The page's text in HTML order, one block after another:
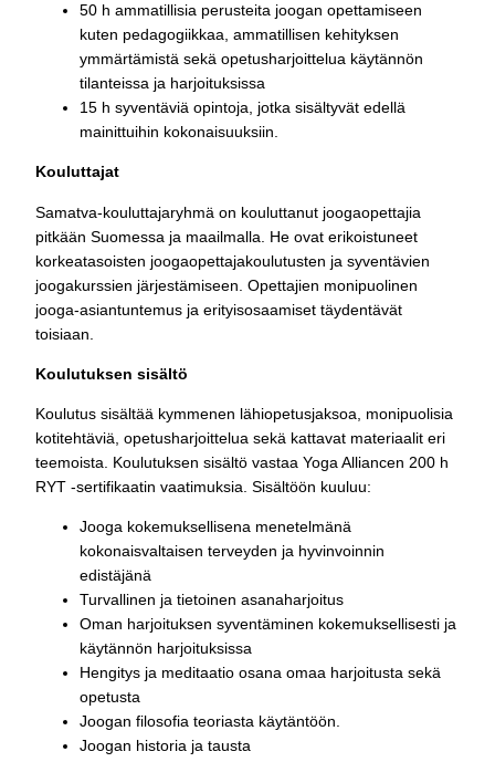
50 h ammatillisia perusteita joogan opettamiseen
kuten pedagogiikkaa, ammatillisen kehityksen
ymmärtämistä sekä opetusharjoittelua käytännön
tilanteissa ja harjoituksissa
15 h syventäviä opintoja, jotka sisältyvät edellä
mainittuihin kokonaisuuksiin.
Kouluttajat
Samatva-kouluttajaryhmä on kouluttanut joogaopettajia
pitkään Suomessa ja maailmalla. He ovat erikoistuneet
korkeatasoisten joogaopettajakoulutusten ja syventävien
joogakurssien järjestämiseen. Opettajien monipuolinen
jooga-asiantuntemus ja erityisosaamiset täydentävät
toisiaan.
Koulutuksen sisältö
Koulutus sisältää kymmenen lähiopetusjaksoa, monipuolisia
kotitehtäviä, opetusharjoittelua sekä kattavat materiaalit eri
teemoista. Koulutuksen sisältö vastaa Yoga Alliancen 200 h
RYT -sertifikaatin vaatimuksia. Sisältöön kuuluu:
Jooga kokemuksellisena menetelmänä
kokonaisvaltaisen terveyden ja hyvinvoinnin
edistäjänä
Turvallinen ja tietoinen asanaharjoitus
Oman harjoituksen syventäminen kokemuksellisesti ja
käytännön harjoituksissa
Hengitys ja meditaatio osana omaa harjoitusta sekä
opetusta
Joogan filosofia teoriasta käytäntöön.
Joogan historia ja tausta